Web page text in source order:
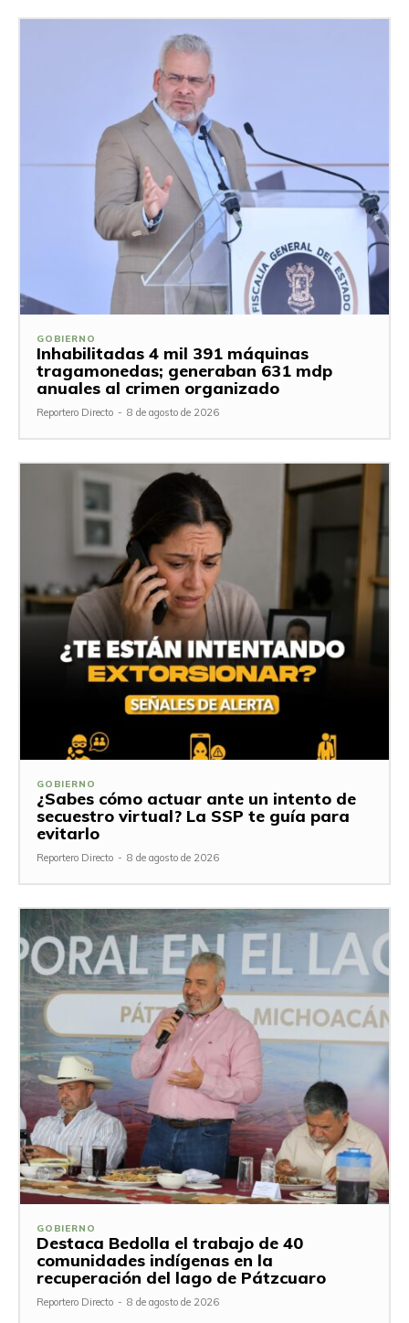
GOBIERNO
Inhabilitadas 4 mil 391 máquinas
tragamonedas; generaban 631 mdp
anuales al crimen organizado
Reportero Directo - 8 de agosto de 2026
GOBIERNO
¿Sabes cómo actuar ante un intento de
secuestro virtual? La SSP te guía para
evitarlo
Reportero Directo - 8 de agosto de 2026
GOBIERNO
Destaca Bedolla el trabajo de 40
comunidades indígenas en la
recuperación del lago de Pátzcuaro
Reportero Directo - 8 de agosto de 2026